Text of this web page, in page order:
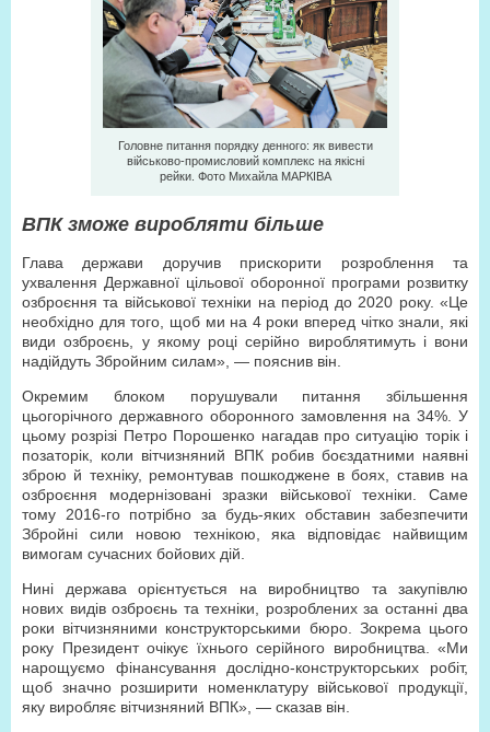
Головне питання порядку денного: як вивести
військово-промисловий комплекс на якісні
рейки. Фото Михайла МAРКIВA
ВПК зможе виробляти більше
Глава держави доручив прискорити розроблення та
ухвалення Державної цільової оборонної програми розвитку
озброєння та військової техніки на період до 2020 року. «Це
необхідно для того, щоб ми на 4 роки вперед чітко знали, які
види озброєнь, у якому році серійно вироблятимуть і вони
надійдуть Збройним силам», — пояснив він.
Окремим блоком порушували питання збільшення
цьогорічного державного оборонного замовлення на 34%. У
цьому розрізі Петро Порошенко нагадав про ситуацію торік і
позаторік, коли вітчизняний ВПК робив боєздатними наявні
зброю й техніку, ремонтував пошкоджене в боях, ставив на
озброєння модернізовані зразки військової техніки. Саме
тому 2016-го потрібно за будь-яких обставин забезпечити
Збройні сили новою технікою, яка відповідає найвищим
вимогам сучасних бойових дій.
Нині держава орієнтується на виробництво та закупівлю
нових видів озброєнь та техніки, розроблених за останні два
роки вітчизняними конструкторськими бюро. Зокрема цього
року Президент очікує їхнього серійного виробництва. «Ми
нарощуємо фінансування дослідно-конструкторських робіт,
щоб значно розширити номенклатуру військової продукції,
яку виробляє вітчизняний ВПК», — сказав він.